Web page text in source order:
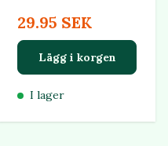
29.95 SEK
Lägg i korgen
I lager